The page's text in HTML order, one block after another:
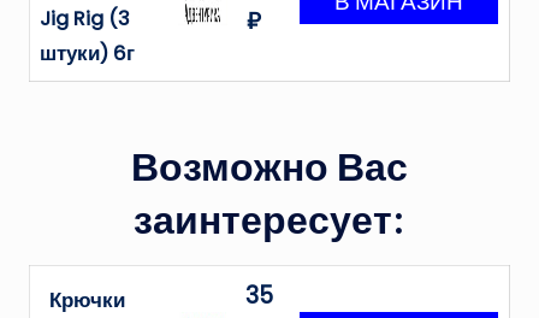
Jig Rig (3
штуки) 6г
₽
Возможно Вас
заинтересует:
Крючки
35